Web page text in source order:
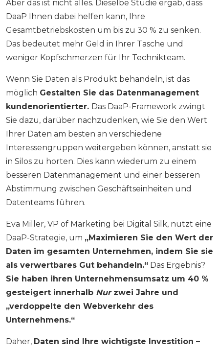
Aber das ist nicht alles. Dieselbe Studie ergab, dass
DaaP Ihnen dabei helfen kann, Ihre
Gesamtbetriebskosten um bis zu 30 % zu senken.
Das bedeutet mehr Geld in Ihrer Tasche und
weniger Kopfschmerzen für Ihr Technikteam.
Wenn Sie Daten als Produkt behandeln, ist das
möglich Gestalten Sie das Datenmanagement
kundenorientierter. Das DaaP-Framework zwingt
Sie dazu, darüber nachzudenken, wie Sie den Wert
Ihrer Daten am besten an verschiedene
Interessengruppen weitergeben können, anstatt sie
in Silos zu horten. Dies kann wiederum zu einem
besseren Datenmanagement und einer besseren
Abstimmung zwischen Geschäftseinheiten und
Datenteams führen.
Eva Miller, VP of Marketing bei Digital Silk, nutzt eine
DaaP-Strategie, um „Maximieren Sie den Wert der
Daten im gesamten Unternehmen, indem Sie sie
als verwertbares Gut behandeln.“ Das Ergebnis?
Sie haben ihren Unternehmensumsatz um 40 %
gesteigert innerhalb Nurzwei Jahre und
„verdoppelte den Webverkehr des
Unternehmens.“
Daher, Daten sind Ihre wichtigste Investition –